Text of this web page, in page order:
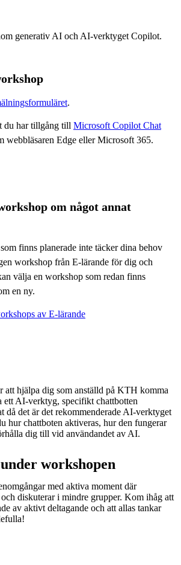
generativ AI och AI-verktyget Copilot.
.
du har tillgång till Microsoft Copilot Chat
webbläsaren Edge eller Microsoft 365.
om något annat
finns planerade inte täcker dina behov
workshop från E-lärande för dig och
välja en workshop som redan finns
en ny.
av E-lärande
att hjälpa dig som anställd på KTH komma
ett AI-verktyg, specifikt chattbotten
då det är det rekommenderade AI-verktyget
hur chattboten aktiveras, hur den fungerar
dig till vid användandet av AI.
workshopen
med aktiva moment där
och diskuterar i mindre grupper. Kom ihåg att
av aktivt deltagande och att allas tankar